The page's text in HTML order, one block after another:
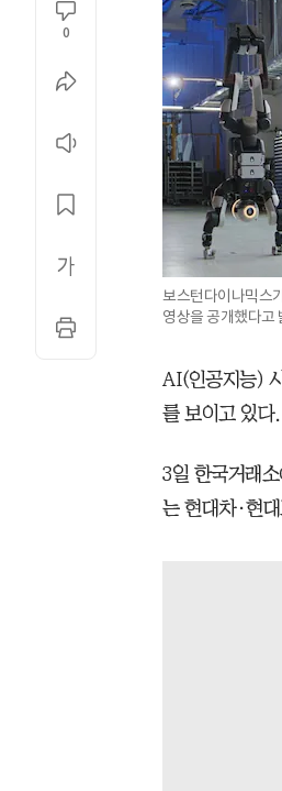
0
보스턴다이나믹스
영상을 공개했다고
AI(인공지능)
를 보이고 있다
3일 한국거래
는 현대차·현